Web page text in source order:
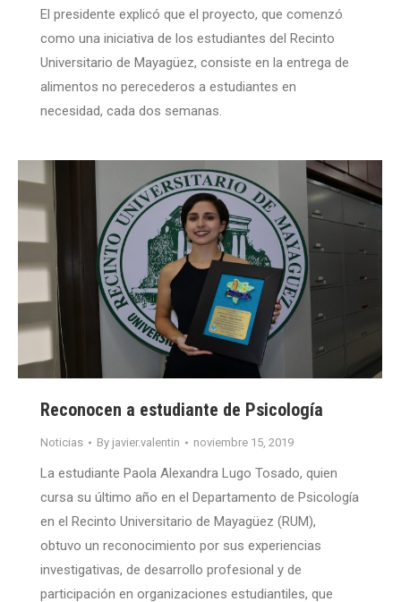
El presidente explicó que el proyecto, que comenzó
como una iniciativa de los estudiantes del Recinto
Universitario de Mayagüez, consiste en la entrega de
alimentos no perecederos a estudiantes en
necesidad, cada dos semanas.
Reconocen a estudiante de Psicología
Noticias By javier.valentin noviembre 15, 2019
La estudiante Paola Alexandra Lugo Tosado, quien
cursa su último año en el Departamento de Psicología
en el Recinto Universitario de Mayagüez (RUM),
obtuvo un reconocimiento por sus experiencias
investigativas, de desarrollo profesional y de
participación en organizaciones estudiantiles, que